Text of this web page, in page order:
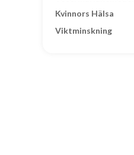
Kvinnors Hälsa
Viktminskning